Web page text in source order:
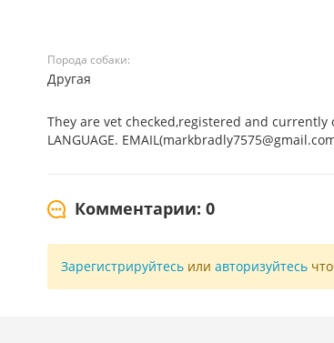
Порода собаки:
Другая
They are vet checked,registered and currently
LANGUAGE.
Комментарии: 0
Зарегистрируйтесь или авторизуйтесь